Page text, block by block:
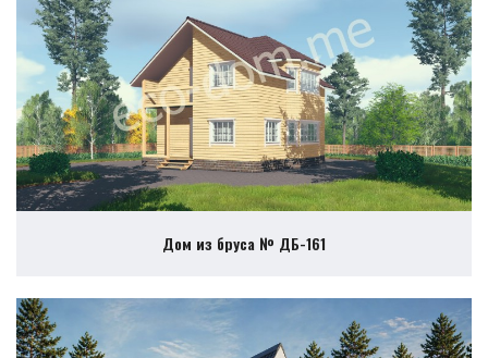
Дом из бруса № ДБ-161